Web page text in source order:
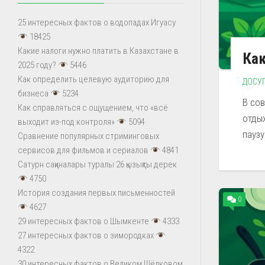
В
0
25 интересных фактов о водопадах Игуасу
18425
Какие налоги нужно платить в Казахстане в
2025 году?
5446
Как определить целевую аудиторию для
бизнеса
5234
Как справляться с ощущением, что «всё
выходит из-под контроля»
5094
Сравнение популярных стриминговых
сервисов для фильмов и сериалов
4841
Сатурн сақиналары туралы 26 қызықты дерек
4750
История создания первых письменностей
4627
29 интересных фактов о Шымкенте
4333
27 интересных фактов о зимородках
4322